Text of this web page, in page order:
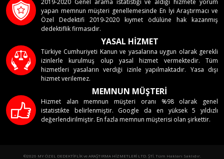
yapan memnun müşteri genellemesinde En İyi Araştırmacı ve
Özel Dedektifi 2019-2020 kıymet ödülüne hak kazanmış
dedektiflik firmasıdır.
YASAL HİZMET
Türkiye Cumhuriyeti Kanun ve yasalarına uygun olarak gerekli
izinlerle kurulmuş olup yasal hizmet vermektedir. Tüm
hizmetleri yasaların verdiği izinle yapılmaktadır. Yasa dışı
hizmet verilemez.
MEMNUN MÜŞTERİ
Hizmet alan memnun müşteri oranı %98 olarak genel
istatistikte belirlenmiştir. Google da en yüksek 5 yıldızlı
değerlendirilmiştir. En fazla memnun müşterisi olan şirkettir.
©2026 MY ÖZEL DEDEKTİFLİK ve ARAŞTIRMA HİZMETLERİ LTD. ŞTİ. Tüm Hakları Saklıdır.